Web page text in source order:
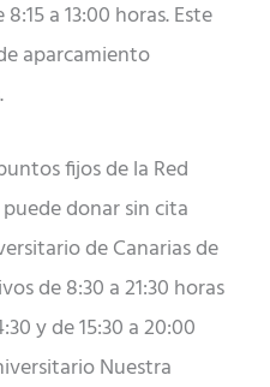
a 13:00 horas. Este
aparcamiento
fijos de la Red
donar sin cita
de Canarias de
de 8:30 a 21:30 horas
y de 15:30 a 20:00
Nuestra